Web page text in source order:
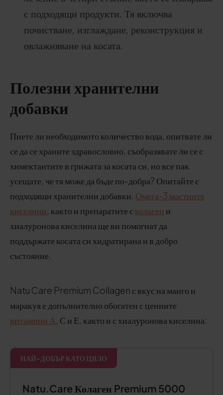
с подходящи продукти. Тя включва
почистване, изглаждане, реконструкция и
овлажняване на косата.
Полезни хранителни
добавки
Пиете ли необходимото количество вода, опитвате ли
се да се храните здравословно, съобразявате ли се с
химектантите в грижата за косата си, но все пак
усещате, че тя може да бъде по-добра? Опитайте с
подходящи хранителни добавки. Омега-3 мастните
киселини, както и препаратите с колаген и
хиалуронова киселина ще ви помогнат да
поддържате косата си хидратирана и в добро
състояние.
Natu Care Premium Collagen с вкус на манго и
маракуя е допълнително обогатен с ценните
витамини А, С и Е, както и с хиалуронова киселина:
НАЙ-ДОБЪР КАТО ЦЯЛО
Natu.Care Колаген Premium 5000